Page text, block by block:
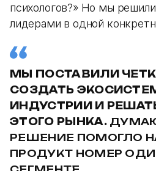
психологов?» Но мы решили
лидерами в одной
МЫ ПОСТАВИЛИ
СОЗДАТЬ
ИНДУСТРИИ И
ЭТОГО РЫНКА.
РЕШЕНИЕ ПОМОГЛО
ПРОДУКТ НОМЕР